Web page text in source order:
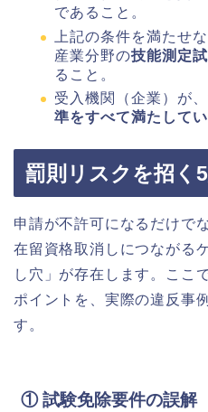
であること。
上記の条件を満たせ
産業分野の技能測定
ること。
受入機関（企業）が
準をすべて満たして
罰則リスクを招く
申請が不許可になるだけで
在留資格取消しにつながる
し穴」が存在します。ここ
ポイントを、実際の違反事
す。
① 試験免除要件の誤解